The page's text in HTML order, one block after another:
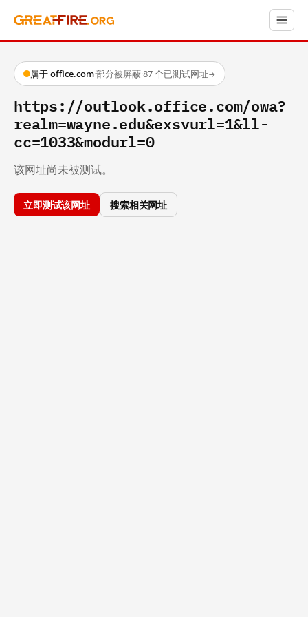
属于 office.com·部分被屏蔽·87 个已测试网址→
https://outlook.office.com/owa?
realm=wayne.edu&exsvurl=1&ll-
cc=1033&modurl=0
该网址尚未被测试。
立即测试该网址 搜索相关网址